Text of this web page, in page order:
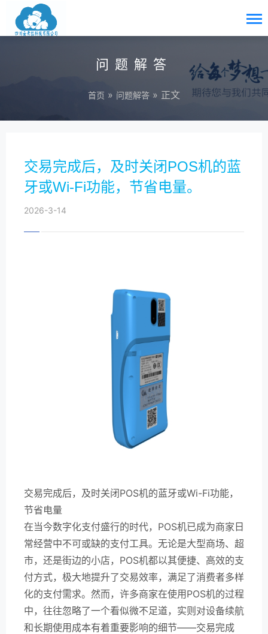
问题解答
首页 » 问题解答 » 正文
交易完成后，及时关闭POS机的蓝
牙或Wi-Fi功能，节省电量。
2026-3-14
交易完成后，及时关闭POS机的蓝牙或Wi-Fi功能，
节省电量
在当今数字化支付盛行的时代，POS机已成为商家日
常经营中不可或缺的支付工具。无论是大型商场、超
市，还是街边的小店，POS机都以其便捷、高效的支
付方式，极大地提升了交易效率，满足了消费者多样
化的支付需求。然而，许多商家在使用POS机的过程
中，往往忽略了一个看似微不足道，实则对设备续航
和长期使用成本有着重要影响的细节——交易完成